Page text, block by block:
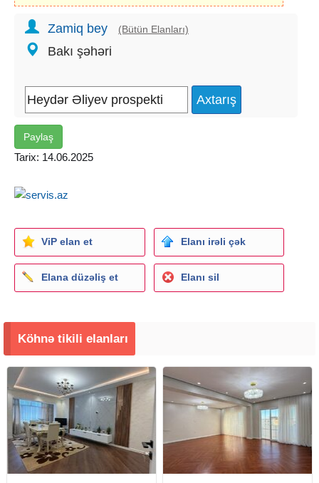
Şirkət haqqı 1%
Zamiq bey (Bütün Elanları)
Bakı şəhəri
Paylaş
Tarix: 14.06.2025
ViP elan et Elanı irəli çək
Elana düzəliş et Elanı sil
Köhnə tikili elanları